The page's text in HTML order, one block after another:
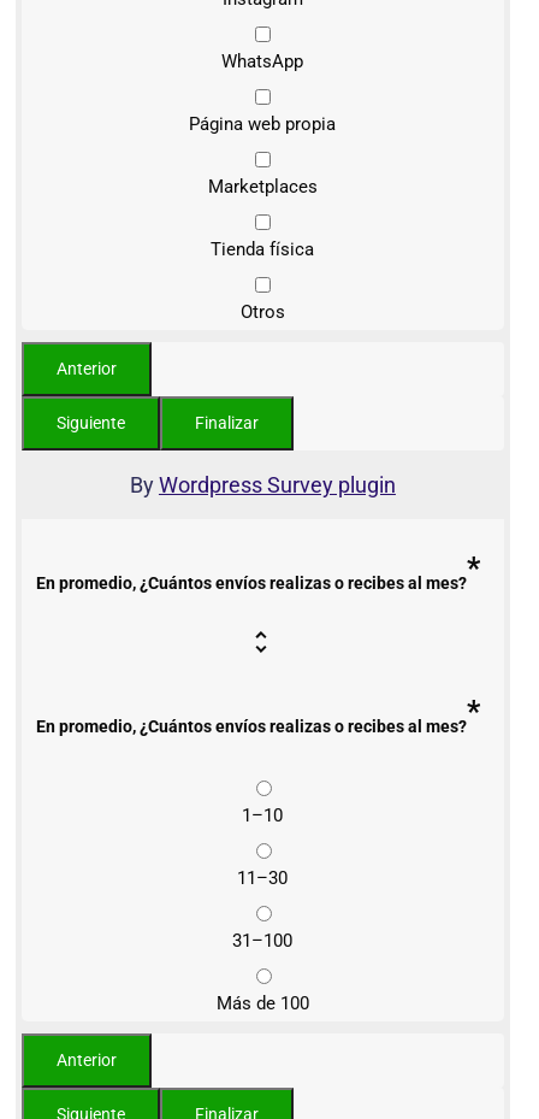
WhatsApp
Página web propia
Marketplaces
Tienda física
Otros
ByWordpress Survey plugin
En promedio, ¿Cuántos envíos realizas o recibes al mes?*
En promedio, ¿Cuántos envíos realizas o recibes al mes?*
1–10
11–30
31–100
Más de 100